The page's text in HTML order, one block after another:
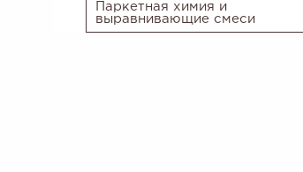
Паркетная химия и
выравнивающие смеси